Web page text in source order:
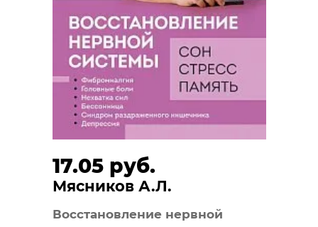
17.05 руб.
Мясников А.Л.
Восстановление нервной